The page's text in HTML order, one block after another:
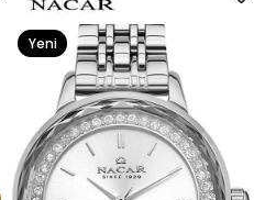
Yeni